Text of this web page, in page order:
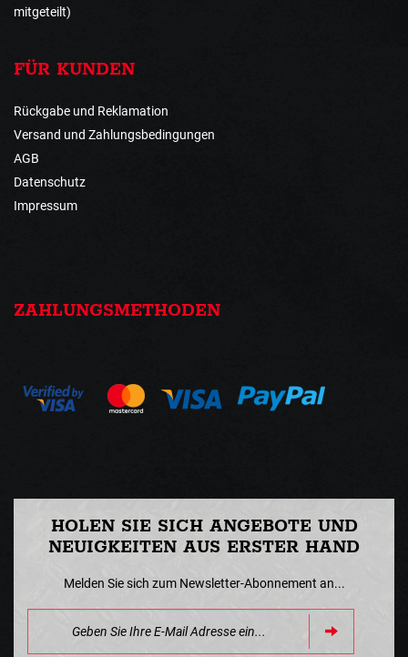
mitgeteilt)
FÜR KUNDEN
Rückgabe und Reklamation
Versand und Zahlungsbedingungen
AGB
Datenschutz
Impressum
ZAHLUNGSMETHODEN
HOLEN SIE SICH ANGEBOTE UND
NEUIGKEITEN AUS ERSTER HAND
Melden Sie sich zum Newsletter-Abonnement an...